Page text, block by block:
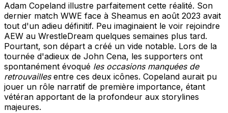
Adam Copeland illustre parfaitement cette réalité. Son
dernier match WWE face à Sheamus en août 2023 avait
tout d'un adieu définitif. Peu imaginaient le voir rejoindre
AEW au WrestleDream quelques semaines plus tard.
Pourtant, son départ a créé un vide notable. Lors de la
tournée d'adieux de John Cena, les supporters ont
spontanément évoqué les occasions manquées de
retrouvaillesentre ces deux icônes. Copeland aurait pu
jouer un rôle narratif de première importance, étant
vétéran apportant de la profondeur aux storylines
majeures.